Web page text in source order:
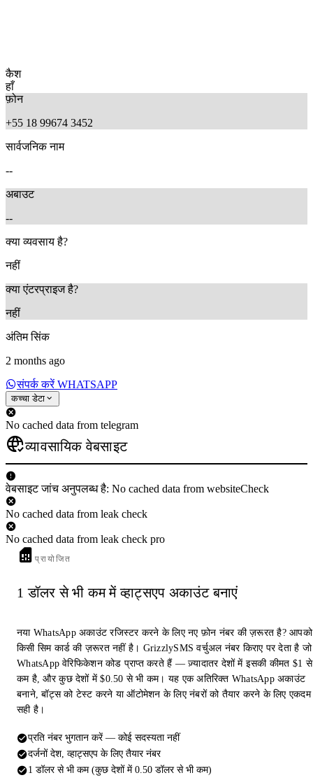
कैश
हाँ
फ़ोन
+55 18 99674 3452
सार्वजनिक नाम
--
अबाउट
--
क्या व्यवसाय है?
नहीं
क्या एंटरप्राइज है?
नहीं
अंतिम सिंक
2 months ago
संपर्क करें WHATSAPP
कच्चा डेटा
No cached data from telegram
व्यावसायिक वेबसाइट
वेबसाइट जांच अनुपलब्ध है: No cached data from websiteCheck
No cached data from leak check
No cached data from leak check pro
प्रायोजित
1 डॉलर से भी कम में व्हाट्सएप अकाउंट बनाएं
नया WhatsApp अकाउंट रजिस्टर करने के लिए नए फ़ोन नंबर की ज़रूरत है? आपको
किसी सिम कार्ड की ज़रूरत नहीं है। GrizzlySMS वर्चुअल नंबर किराए पर देता है जो
WhatsApp वेरिफिकेशन कोड प्राप्त करते हैं — ज़्यादातर देशों में इसकी कीमत $1 से
कम है, और कुछ देशों में $0.50 से भी कम। यह एक अतिरिक्त WhatsApp अकाउंट
बनाने, बॉट्स को टेस्ट करने या ऑटोमेशन के लिए नंबरों को तैयार करने के लिए एकदम
सही है।
प्रति नंबर भुगतान करें — कोई सदस्यता नहीं
दर्जनों देश, व्हाट्सएप के लिए तैयार नंबर
1 डॉलर से भी कम (कुछ देशों में 0.50 डॉलर से भी कम)